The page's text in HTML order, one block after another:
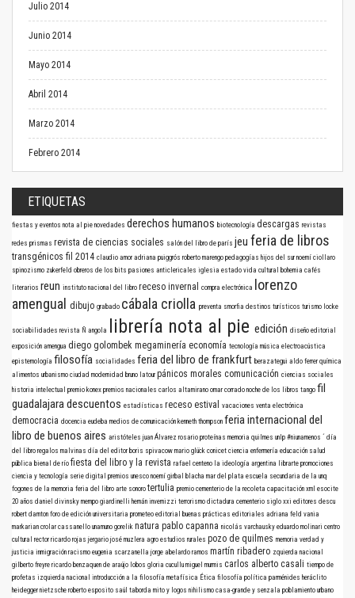
Julio 2014
Junio 2014
Mayo 2014
Abril 2014
Marzo 2014
Febrero 2014
ETIQUETAS
fiestas y eventos nota al pie novedades derechos humanos biotecnología descargas revistas
redes prismas revista de ciencias sociales salón del libro de parís jeu feria de libros
transgénicos fil 2014 claudio amor adriana puiggrós roberto marengo pedagogías hijos del sur noemí ciollaro
spinozismo zukerfeld obreros de los bits pasiones anticlericales iglesia estado vida cultural bohemia cafés
literarios reun instituto nacional del libro receso invernal compra electrónica
lorenzo
amengual
dibujo grabado cábala criolla preventa smorfia destinos turísticos turismo locke
sociabilidades revista Ñ angola librería nota al pie edición diseño editorial
exposición amengua diego golombek megaminería economía tecnología música electroacústica
epistemología filosofía socialidades feria del libro de frankfurt berazategui aldo ferrer química
alimentos urbanismo ciudad modernidad bruno latour pánicos morales comunicación ciencias sociales
historia intelectual premio konex premios nacionales carlos altamirano omar corrado noche de los libros tango fil
guadalajaradescuentos estadísticas receso estival vacaciones venta electrónica
democracia docencia eudeba medios de comunicación kenneth thompson feria internacional del
libro de buenos aires aristóteles juan Álvarez rosario proteínas memoria quilmes unlp #niunamenos ´ día
del libro regalos malvinas día del editor boris spivacow mario glück conicet ciencia enfermería educación salud
pública bienal de río fiesta del libro y la revista rafael centeno la ideología argentina librarte promociones
ciencia y tecnología serie digital premios unesco noemí girbal blacha mar del plata escuela secundaria de la unq
fogones de la memoria feria del libro arte sonoro tertulia premio cementerio de la recoleta capacitación xml esocite
20 años daniel divinsky mempo giardinelli hernán invernizzi terrorismo dictadura cementerio siglo xxi editores descu
robert darnton foro de edición universitaria prometeo editorial buenas prácticas editoriales adriana feld vania
markarian crolar cassanello unamuno gorelik natura pablo capanna nicolás varchausky eduardo molinari centro
cultural rector ricardo rojas jergario josé muzlera agro estudios rurales pozo de quilmes memoria verdad y
justicia inmigración racismo eugenia scarzanella jorge abelardo ramos martín ribadero zquierda nacional
gilberto freyre ricardo benzaquen de araújo lobos gloria cucullu miguel murmis carlos alberto casali tiempo de
profetas izquierda nacional introducción a la filosofía metafísica Ética filosofía política parménides heráclito
heidegger nietzsche roberto esposito saúl taborda mito y logos nihilismo casa-grande y senzala poblamiento urbano